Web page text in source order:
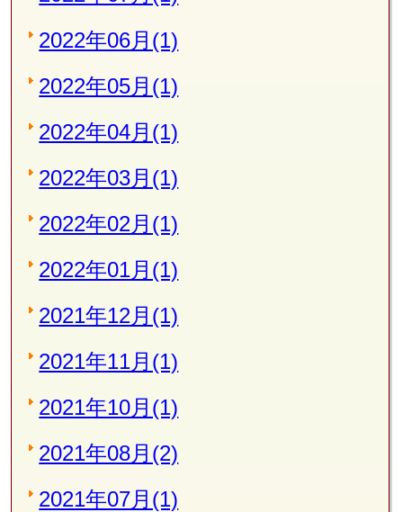
2022年06月(1)
2022年05月(1)
2022年04月(1)
2022年03月(1)
2022年02月(1)
2022年01月(1)
2021年12月(1)
2021年11月(1)
2021年10月(1)
2021年08月(2)
2021年07月(1)